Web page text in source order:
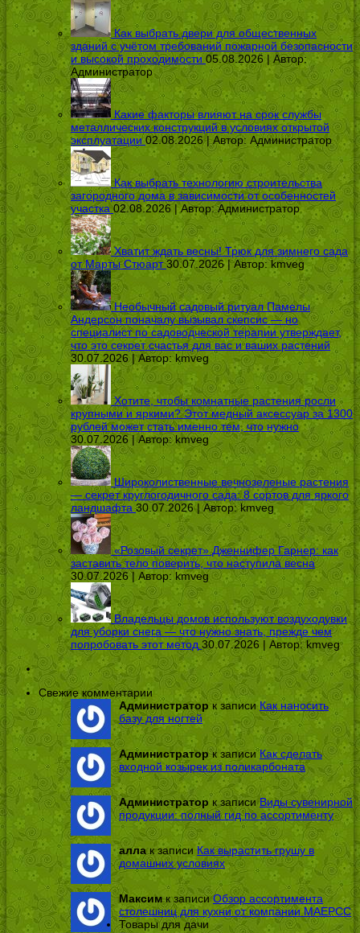
Как выбрать двери для общественных
зданий с учётом требований пожарной безопасности
и высокой проходимости 05.08.2026 | Автор:
Администратор
Какие факторы влияют на срок службы
металлических конструкций в условиях открытой
эксплуатации 02.08.2026 | Автор: Администратор
Как выбрать технологию строительства
загородного дома в зависимости от особенностей
участка 02.08.2026 | Автор:Администратор
Хватит ждать весны! Трюк для зимнего сада
от Марты Стюарт 30.07.2026 | Автор:kmveg
Необычный садовый ритуал Памелы
Андерсон поначалу вызывал скепсис — но
специалист по садоводческой терапии утверждает,
что это секрет счастья для вас и ваших растений
30.07.2026 | Автор: kmveg
Хотите, чтобы комнатные растения росли
крупными и яркими? Этот медный аксессуар за 1300
рублей может стать именно тем, что нужно
30.07.2026 | Автор:kmveg
Широколиственные вечнозеленые растения
— секрет круглогодичного сада: 8 сортов для яркого
ландшафта 30.07.2026 | Автор:kmveg
«Розовый секрет» Дженнифер Гарнер: как
заставить тело поверить, что наступила весна
30.07.2026 | Автор: kmveg
Владельцы домов используют воздуходувки
для уборки снега — что нужно знать, прежде чем
попробовать этот метод 30.07.2026 | Автор:kmveg
Свежие комментарии
Администраторк записиКак наносить
базу для ногтей
Администраторк записиКак сделать
входной козырек из поликарбоната
Администратор к записиВиды сувенирной
продукции: полный гид по ассортименту
аллак записи Как вырастить грушу в
домашних условиях
Максимк записиОбзор ассортимента
столешниц для кухни от компании МАЕРСС
Товары для дачи